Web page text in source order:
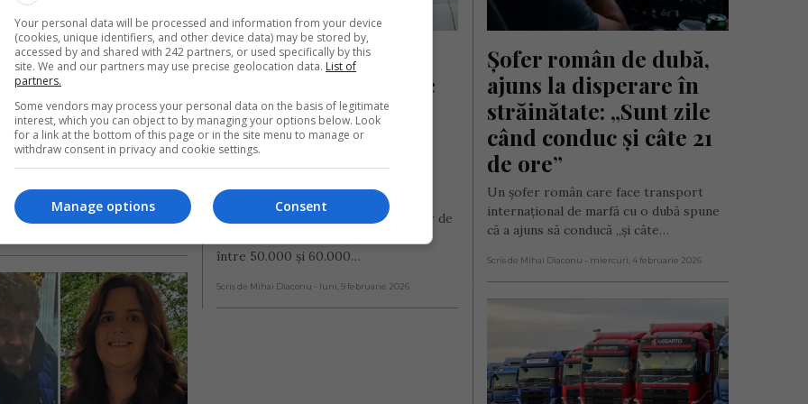
român de TIR,
în Austria că
oprite de
și le ducea în
de TIR, în vârstă de 43
în detenție în Austria,
că…
Diaconu
Român crescut în
Spania, de la șofer de
camion la propria
afacere: „Am strâns
50.000–60.000 de
euro”
Alex, un român care a lucrat ca șofer de
camion, spune că a reușit să strângă
între 50.000 și 60.000…
Scris de Mihai Diaconu - luni, 9 februarie 2026
Șofer român de dubă,
ajuns la disperare în
străinătate: „Sunt zile
când conduc și câte 21
de ore”
Un șofer român care face transport
internațional de marfă cu o dubă spune
că a ajuns să conducă „și câte…
Scris de Mihai Diaconu - miercuri, 4 februarie 2026
Your personal data will be processed and information from your device
(cookies, unique identifiers, and other device data) may be stored by,
accessed by and shared with 242 partners, or used specifically by this
site. We and our partners may use precise geolocation data. List of
partners.
Some vendors may process your personal data on the basis of legitimate
interest, which you can object to by managing your options below. Look
for a link at the bottom of this page or in the site menu to manage or
withdraw consent in privacy and cookie settings.
Consent
Manage options